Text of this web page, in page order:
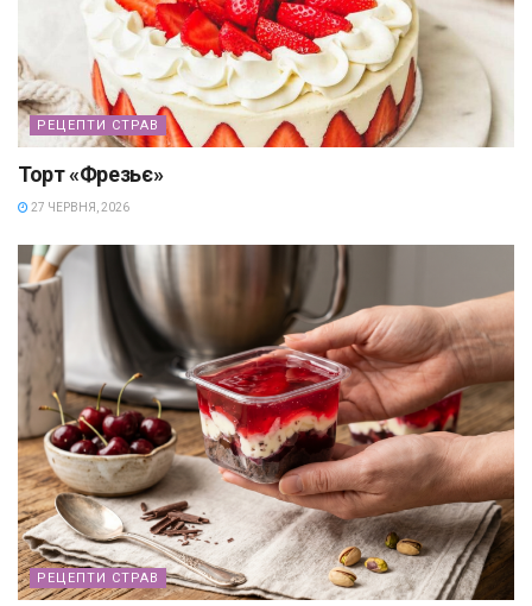
РЕЦЕПТИ СТРАВ
Торт «Фрезьє»
27 ЧЕРВНЯ, 2026
РЕЦЕПТИ СТРАВ